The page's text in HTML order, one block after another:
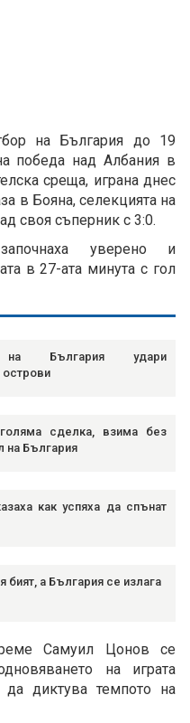
на България до 19
победа над Албания в
среща, играна днес
в Бояна, селекцията на
своя съперник с 3:0.
уверено и
в 27-ата минута с гол
на България удари
сделка, взима без
на България
как успяха да спънат
бият, а България се излага
Самуил Цонов се
на играта
диктува темпото на